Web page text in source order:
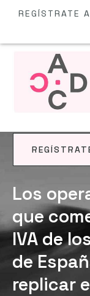
REGÍSTRATE
NOTICIAS
Los
que
IVA de
de
replicar